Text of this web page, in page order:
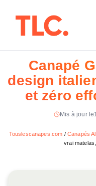
Canapé
design
et zéro
Mis à jour le
Touslescanapes.com / Canapés
vrai